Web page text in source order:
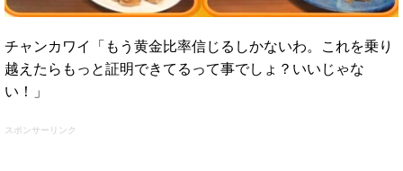
チャンカワイ「もう黄金比率信じるしかないわ。これを乗り
越えたらもっと証明できてるって事でしょ？いいじゃな
い！」
スポンサーリンク